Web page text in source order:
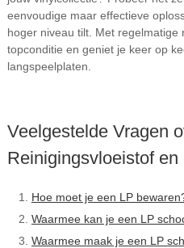
eenvoudige maar effectieve
hoger niveau tilt. Met regelmatige
topconditie en geniet je keer op
langspeelplaten.
Veelgestelde Vragen
Reinigingsvloeistof en
Hoe moet je een LP
Waarmee kan je een LP
Waarmee maak je een LP